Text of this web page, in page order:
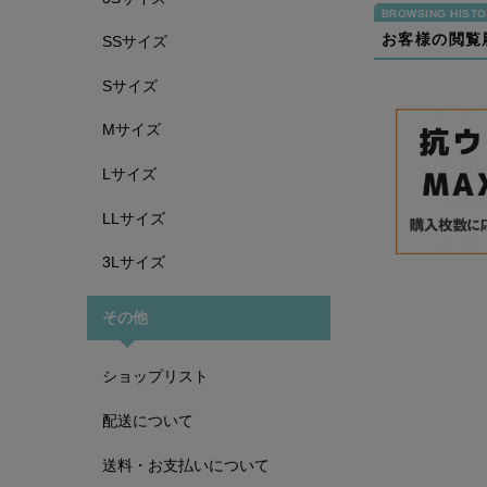
SSサイズ
Sサイズ
Mサイズ
Lサイズ
LLサイズ
3Lサイズ
その他
ショップリスト
配送について
送料・お支払いについて
お客様の閲覧